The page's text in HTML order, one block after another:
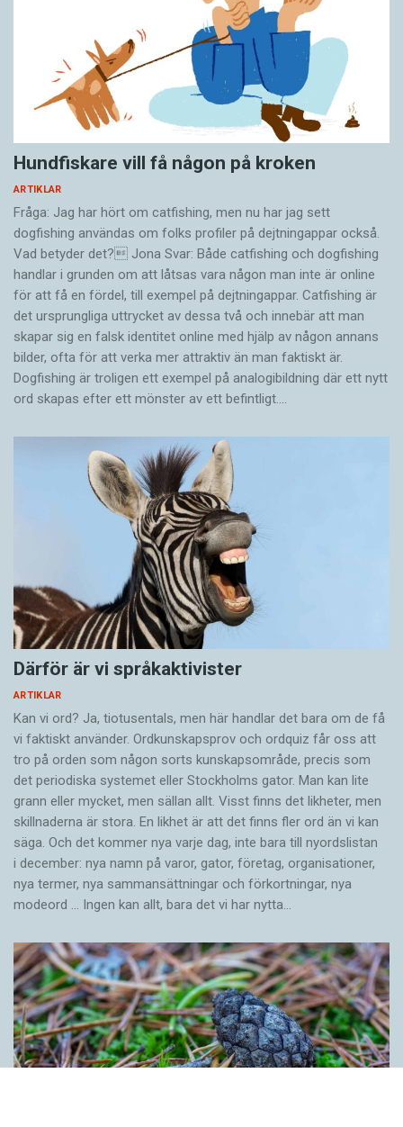
Hundfiskare vill få någon på kroken
ARTIKLAR
Fråga: Jag har hört om catfishing, men nu har jag sett
dogfishing användas om folks profiler på dejtningappar också.
Vad betyder det? Jona Svar: Både catfishing och dogfishing
handlar i grunden om att låtsas vara någon man inte är online
för att få en fördel, till exempel på dejtningappar. Catfishing är
det ursprungliga uttrycket av dessa två och innebär att man
skapar sig en falsk identitet online med hjälp av någon annans
bilder, ofta för att verka mer attraktiv än man faktiskt är.
Dogfishing är troligen ett exempel på analogibildning där ett nytt
ord skapas efter ett mönster av ett befintligt.…
Därför är vi språkaktivister
ARTIKLAR
Kan vi ord? Ja, tiotusentals, men här handlar det bara om de få
vi faktiskt använder. Ordkunskapsprov och ordquiz får oss att
tro på orden som någon sorts kunskapsområde, precis som
det periodiska systemet eller Stockholms gator. Man kan lite
grann eller mycket, men sällan allt. Visst finns det likheter, men
skillnaderna är stora. En likhet är att det finns fler ord än vi kan
säga. Och det kommer nya varje dag, inte bara till nyordslistan
i december: nya namn på varor, gator, företag, organisationer,
nya termer, nya samman­sättningar och förkortningar, nya
modeord … Ingen kan allt, bara det vi har nytta…